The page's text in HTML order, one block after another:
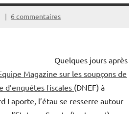
6 commentaires
Quelques jours après
Magazine sur les soupçons de
d’enquêtes fiscales (DNEF) à
Laporte, l’étau se resserre autour